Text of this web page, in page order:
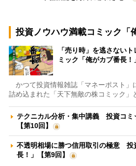
投資ノウハウ満載コミック「
「売り時」を逃さない
ミック「俺がカブ番長！
かつて投資情報雑誌「マネーポスト」
詰め込まれた「天下無敵の株コミック」
テクニカル分析・集中講義 投資コミ
【第10回】
不透明相場に勝つ信用取引の極意 投
長！」【第9回】